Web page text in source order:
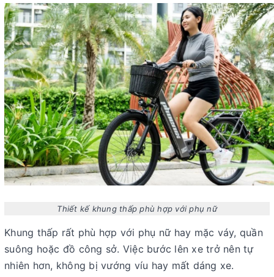
Thiết kế khung thấp phù hợp với phụ nữ
Khung thấp rất phù hợp với phụ nữ hay mặc váy, quần
suông hoặc đồ công sở. Việc bước lên xe trở nên tự
nhiên hơn, không bị vướng víu hay mất dáng xe.